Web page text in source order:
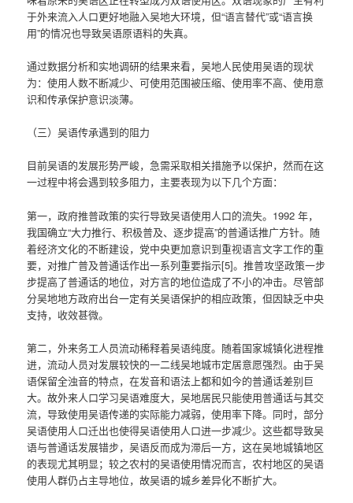
于外来流入人口更好地融入吴地大环境，但“语言替代”或“语言换
用”的情况也导致吴语原语料的失真。
通过数据分析和实地调研的结果来看，吴地人民使用吴语的现状
为：使用人数不断减少、可使用范围被压缩、使用率不高、使用意
识和传承保护意识淡薄。
（三）吴语传承遇到的阻力
目前吴语的发展形势严峻，急需采取相关措施予以保护，然而在这
一过程中将会遇到较多阻力，主要表现为以下几个方面：
第一，政府推普政策的实行导致吴语使用人口的流失。1992 年，
我国确立“大力推行、积极普及、逐步提高”的普通话推广方针。随
着经济文化的不断建设，党中央更加意识到重视语言文字工作的重
要，对推广普及普通话作出一系列重要指示[5]。推普攻坚政策一步
步提高了普通话的地位，对方言的地位造成了不小的冲击。尽管部
分吴地地方政府出台一定有关吴语保护的相应政策，但因缺乏中央
支持，收效甚微。
第二，外来务工人员流动稀释着吴语纯度。随着国家城镇化进程推
进，流动人员对发展较快的一二线吴地城市定居意愿强烈。由于吴
语保留全浊音的特点，在发音和语法上都和如今的普通话差别巨
大。故外来人口学习吴语难度大，吴地居民只能使用普通话与其交
流，导致使用吴语传递的实际能力减弱，使用率下降。同时，部分
吴语使用人口迁出也使得吴语使用人口进一步减少。这些都导致吴
语与普通话发展错步，吴语反而成为滞后一方，这在吴地城镇地区
的表现尤其明显；较之农村的吴语使用情况而言，农村地区的吴语
使用人群仍占主导地位，故吴语的城乡差异化不断扩大。